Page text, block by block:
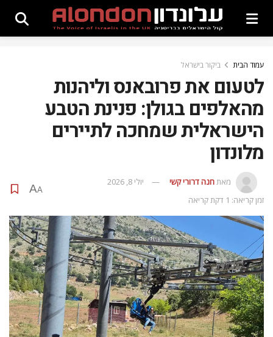
עמוד הבית ביקור בישראל
לטעום את פרובאנס וליהנות
מהאלפים בגולן: פנינת הטבע
הישראלית שמחכה לתיירים
מלונדון
מאתחנה דרורי קשי
יולי 8, 2026
זמן קריאה: 1 דקת קריאה
A
A